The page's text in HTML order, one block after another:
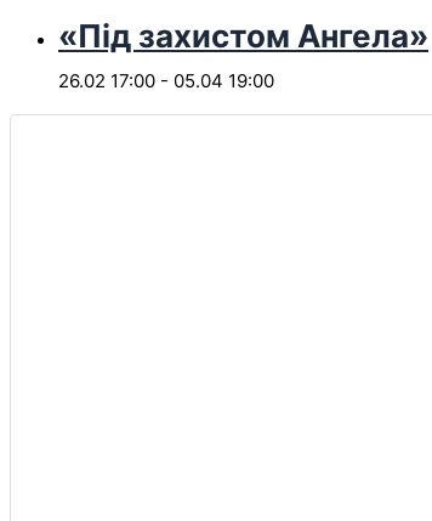
«Під захистом Ангела»
26.02 17:00 - 05.04 19:00